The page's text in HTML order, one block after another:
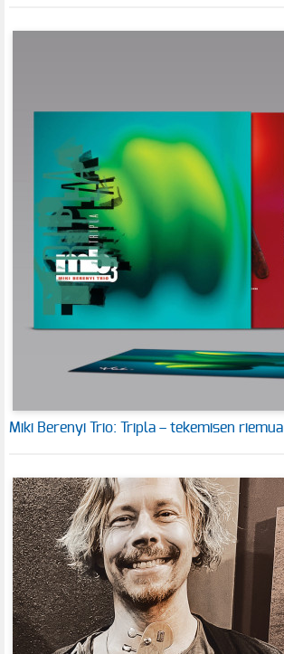
Miki Berenyi Trio: Tripla – tekemisen riemua